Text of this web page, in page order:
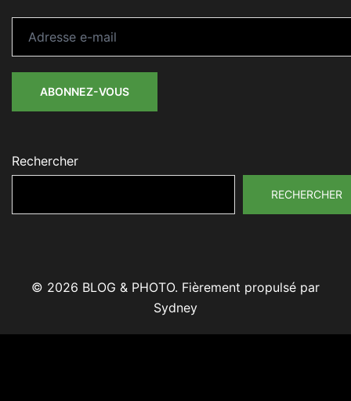
ABONNEZ-VOUS
Rechercher
RECHERCHER
© 2026 BLOG & PHOTO. Fièrement propulsé par
Sydney